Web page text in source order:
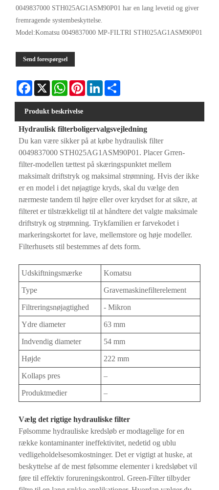
0049837000 STH025AG1ASM90P01 har en lang levetid og giver
fremragende systembeskyttelse.
Model:Komatsu 0049837000 MP-FILTRI STH025AG1ASM90P01
Send forespørgsel
Facebook
X WhatsAppPinterestLinkedIn
Produkt beskrivelse
Hydraulisk filterboligervalgsvejledning
Du kan være sikker på at købe hydraulisk filter
0049837000 STH025AG1ASM90P01. Placer Grren-
filter-modellen tættest på skæringspunktet mellem
maksimalt driftstryk og maksimal strømning. Hvis der ikke
er en model i det nøjagtige kryds, skal du vælge den
nærmeste tandem til højre eller over krydset for at sikre, at
filteret er tilstrækkeligt til at håndtere det valgte maksimale
driftstryk og strømning. Trykfamilien er farvekodet i
markeringskortet for lave, mellemstore og høje modeller.
Filterhusets stil bestemmes af dets form.
Udskiftningsmærke Komatsu
Type Gravemaskinefilterelement
Filtreringsnøjagtighed - Mikron
Ydre diameter 63 mm
Indvendig diameter 54 mm
Højde 222 mm
Kollaps pres –
Produktmedier –
Vælg det rigtige hydrauliske filter
Følsomme hydrauliske kredsløb er modtagelige for en
række kontaminanter ineffektivitet, nedetid og ublu
vedligeholdelsesomkostninger. Det er vigtigt at huske, at
beskyttelse af de mest følsomme elementer i kredsløbet vil
føre til effektiv forureningskontrol. Green-Filter tilbyder